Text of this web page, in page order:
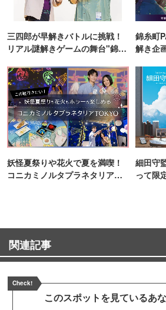
三四郎が早解きバトルに挑戦！
リアル謎解きゲームの舞台"錦糸
錦糸町
解き企
妖怪夏祭りや花火で夏を満喫！
コニカミノルタプラネタリア
細田守
って限
関連記事
Check!
このスポットを見ているあ